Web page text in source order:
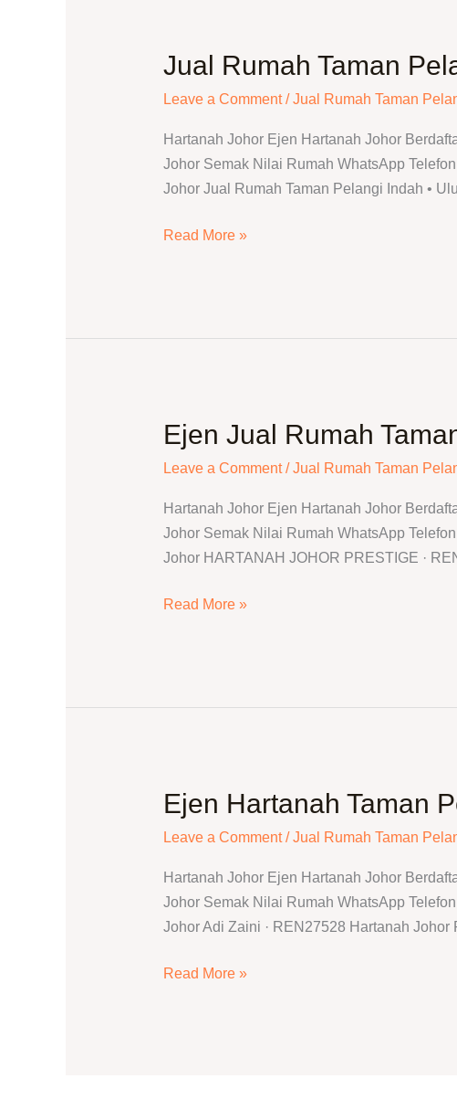
Jual Rumah Taman
Leave a Comment /Jual Rumah Taman
Hartanah Johor Ejen Hartanah Johor
Johor Semak Nilai Rumah WhatsApp
Johor Jual Rumah Taman Pelangi Indah •
Jual
Taman
Pelangi
Indah
Hartanah
Read More »
Ejen Jual Rumah
Leave a Comment /Jual Rumah Taman
Hartanah Johor Ejen Hartanah Johor
Johor Semak Nilai Rumah WhatsApp
Johor HARTANAH JOHOR PRESTIGE ·
Ejen
Jual
Rumah
Taman
Pelangi
Indah
Semak
Read More »
Ejen Hartanah Taman
Leave a Comment /Jual Rumah Taman
Hartanah Johor Ejen Hartanah Johor
Johor Semak Nilai Rumah WhatsApp
Johor Adi Zaini · REN27528 Hartanah Johor
Ejen
Hartanah
Taman
Pelangi
Indah
Rumah
Read More »